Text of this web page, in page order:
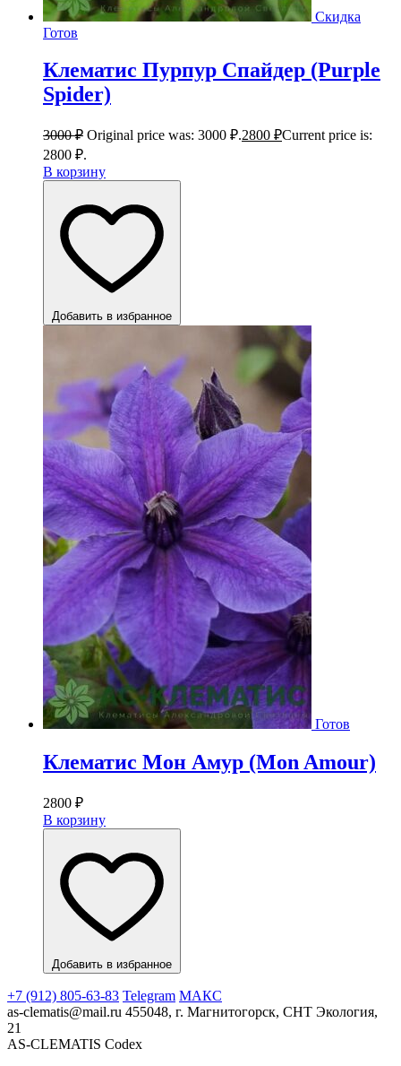
Скидка
Готов
Клематис Пурпур Спайдер (Purple
Spider)
3000₽ Original price was: 3000 ₽.2800 ₽Current price is:
2800 ₽.
В корзину
Добавить в избранное
Готов
Клематис Мон Амур (Mon Amour)
2800 ₽
В корзину
Добавить в избранное
+7 (912) 805-63-83 Telegram МАКС
as-clematis@mail.ru 455048, г. Магнитогорск, СНТ Экология,
21
AS-CLEMATIS Codex